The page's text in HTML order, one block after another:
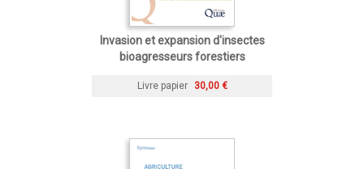
Invasion et expansion d'insectes
bioagresseurs forestiers
Livre papier 30,00 €